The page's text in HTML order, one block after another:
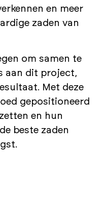
en meer
zaden van
om samen te
aan dit project,
Met deze
gepositioneerd
en hun
beste zaden